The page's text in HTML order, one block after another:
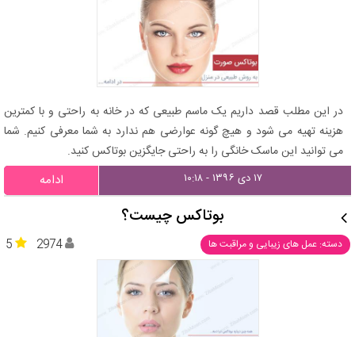
در این مطلب قصد داریم یک ماسم طبیعی که در خانه به راحتی و با کمترین
هزینه تهیه می شود و هیچ گونه عوارضی هم ندارد به شما معرفی کنیم. شما
می توانید این ماسک خانگی را به راحتی جایگزین بوتاکس کنید.
۱۷ دی ۱۳۹۶ - ۱۰:۱۸ ادامه
بوتاکس چیست؟
دسته: عمل های زیبایی و مراقبت ها 5 2974